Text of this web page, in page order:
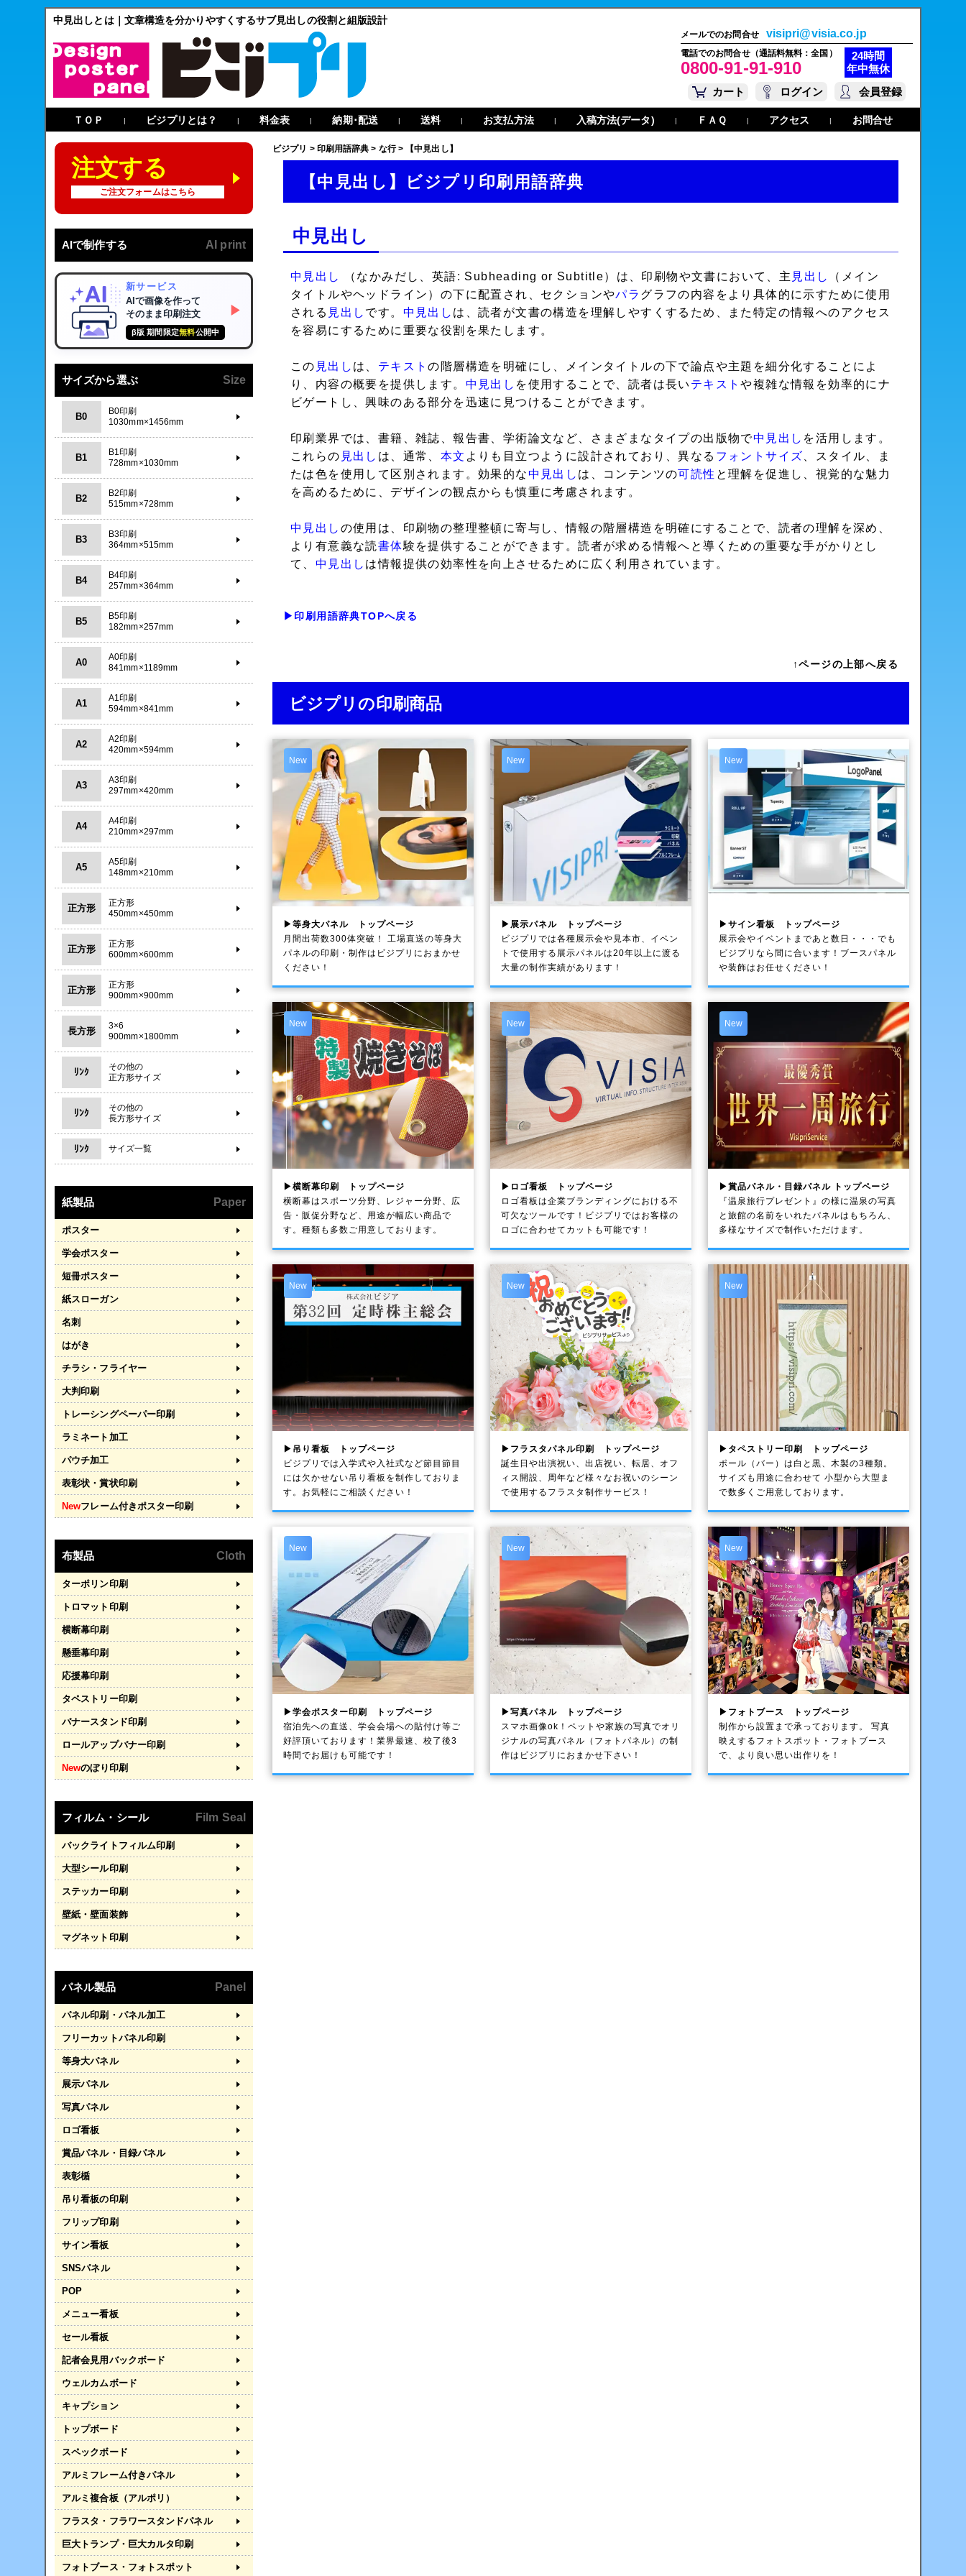
中見出しとは｜文章構造を分かりやすくするサブ見出しの役割と組版設計
メールでのお問合せ visipri@visia.co.jp
電話でのお問合せ（通話料無料：全国）
0800-91-91-910
24時間
年中無休
カート
ログイン 会員登録
ＴＯＰ | ビジプリとは？ | 料金表 | 納期･配送 | 送料 | お支払方法 | 入稿方法(データ) | ＦＡＱ | アクセス | お問合せ
ビジプリ > 印刷用語辞典 > な行> 【中見出し】
【中見出し】ビジプリ印刷用語辞典
中見出し
中見出し （なかみだし、英語: Subheading or Subtitle）は、印刷物や文書において、主 見出し
（メイン
タイトルやヘッドライン）の下に配置され、セクションやパラ グラフの内容をより具体的に示すために使用
される 見出し です。 中見出し は、読者が文書の構造を理解しやすくするため、また特定の情報へのアクセス
を容易にするために重要な役割を果たします。
この 見出し は、 テキストの階層構造を明確にし、メインタイトルの下で論点や主題を細分化することによ
り、内容の概要を提供します。 中見出し を使用することで、読者は長い テキストや複雑な情報を効率的にナ
ビゲートし、興味のある部分を迅速に見つけることができます。
印刷業界では、書籍、雑誌、報告書、学術論文など、さまざまなタイプの出版物で中見出し を活用します。
これらの 見出し は、通常、 本文 よりも目立つように設計されており、異なる フォントサイズ 、スタイル、ま
たは色を使用して区別されます。効果的な中見出し は、コンテンツの可読性 と理解を促進し、視覚的な魅力
を高めるために、デザインの観点からも慎重に考慮されます。
中見出し の使用は、印刷物の整理整頓に寄与し、情報の階層構造を明確にすることで、読者の理解を深め、
より有意義な読書体験を提供することができます。読者が求める情報へと導くための重要な手がかりとし
て、 中見出し は情報提供の効率性を向上させるために広く利用されています。
▶印刷用語辞典TOPへ戻る
↑ページの上部へ戻る
ビジプリの印刷商品
New
▶等身大パネル トップページ
月間出荷数300体突破！ 工場直送の等身大
パネルの印刷・制作は ビジプリ におまかせ
ください！
New
▶展示パネル トップページ
ビジプリでは各種展示会や見本市、イベン
トで使用する展示パネルは20年以上に渡る
大量の制作実績があります！
New
▶サイン看板 トップページ
展示会やイベントまであと数日・・・でも
ビジプリなら間に合います！ブースパネル
や装飾はお任せください！
New
▶横断幕印刷 トップページ
横断幕はスポーツ分野、レジャー分野、広
告・販促分野など、用途が幅広い商品で
す。種類も多数ご用意しております。
New
▶ロゴ看板 トップページ
ロゴ看板は企業ブランディングにおける不
可欠なツールです！ビジプリではお客様の
ロゴに合わせてカットも可能です！
New
▶賞品パネル・目録パネル トップページ
『温泉旅行プレゼント』の様に温泉の写真
と旅館の名前をいれたパネルはもちろん、
多様なサイズで制作いただけます。
New
▶吊り看板 トップページ
ビジプリでは入学式や入社式など節目節目
には欠かせない吊り看板を制作しておりま
す。お気軽にご相談ください！
New
▶フラスタパネル印刷 トップページ
誕生日や出演祝い、出店祝い、転居、オフ
ィス開設、周年など様々なお祝いのシーン
で使用するフラスタ制作サービス！
New
▶タペストリー印刷 トップページ
ポール（バー）は白と黒、木製の3種類。
サイズも用途に合わせて 小型から大型ま
で数多くご用意しております。
New
▶学会ポスター印刷 トップページ
宿泊先への直送、学会会場への貼付け等ご
好評頂いております！業界最速、校了後3
時間でお届けも可能です！
New
▶写真パネル トップページ
スマホ画像ok！ペットや家族の写真でオリ
ジナルの写真パネル（フォトパネル）の制
作はビジプリにおまかせ下さい！
New
▶フォトブース トップページ
制作から設置まで承っております。 写真
映えするフォトスポット・フォトブース
で、より良い思い出作りを！
注文する
ご注文フォームはこちら
AIで制作する AI print
新サービス
AIで画像を作って
そのまま印刷注文
β版 期間限定無料公開中
▶
サイズから選ぶ Size
B0
B0印刷
1030mm×1456mm
B1
B1印刷
728mm×1030mm
B2
B2印刷
515mm×728mm
B3
B3印刷
364mm×515mm
B4
B4印刷
257mm×364mm
B5
B5印刷
182mm×257mm
A0
A0印刷
841mm×1189mm
A1
A1印刷
594mm×841mm
A2
A2印刷
420mm×594mm
A3
A3印刷
297mm×420mm
A4
A4印刷
210mm×297mm
A5
A5印刷
148mm×210mm
正方形
正方形
450mm×450mm
正方形
正方形
600mm×600mm
正方形
正方形
900mm×900mm
長方形
3×6
900mm×1800mm
ﾘﾝｸ
その他の
正方形サイズ
ﾘﾝｸ
その他の
長方形サイズ
ﾘﾝｸ サイズ一覧
紙製品 Paper
ポスター
学会ポスター
短冊ポスター
紙スローガン
名刺
はがき
チラシ・フライヤー
大判印刷
トレーシングペーパー印刷
ラミネート加工
パウチ加工
表彰状・賞状印刷
Newフレーム付きポスター印刷
布製品 Cloth
ターポリン印刷
トロマット印刷
横断幕印刷
懸垂幕印刷
応援幕印刷
タペストリー印刷
バナースタンド印刷
ロールアップバナー印刷
Newのぼり印刷
フィルム・シール Film Seal
バックライトフィルム印刷
大型シール印刷
ステッカー印刷
壁紙・壁面装飾
マグネット印刷
パネル製品 Panel
パネル印刷・パネル加工
フリーカットパネル印刷
等身大パネル
展示パネル
写真パネル
ロゴ看板
賞品パネル・目録パネル
表彰楯
吊り看板の印刷
フリップ印刷
サイン看板
SNSパネル
POP
メニュー看板
セール看板
記者会見用バックボード
ウェルカムボード
キャプション
トップボード
スペックボード
アルミフレーム付きパネル
アルミ複合板（アルポリ）
フラスタ・フラワースタンドパネル
巨大トランプ・巨大カルタ印刷
フォトブース・フォトスポット